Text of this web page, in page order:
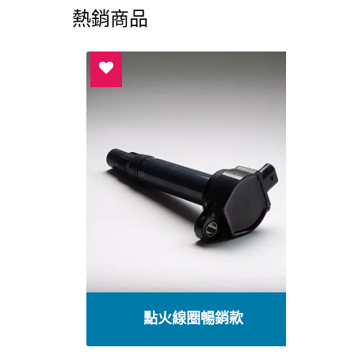
熱銷商品
點火線圈暢銷款